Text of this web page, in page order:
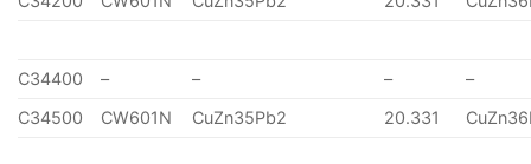
C34400 – – –
–
C34500
CW601N CuZn35Pb2 20.331